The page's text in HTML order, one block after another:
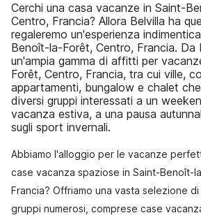
Cerchi una casa vacanze in Saint-
Centro, Francia? Allora Belvilla ha
regaleremo un'esperienza
Benoît-la-Forêt, Centro, Francia. Da
un'ampia gamma di affitti per
Forêt, Centro, Francia, tra cui ville,
appartamenti, bungalow e chalet
diversi gruppi interessati a un
vacanza estiva, a una pausa
sugli sport invernali.
Abbiamo l'alloggio per le vacanze
case vacanza spaziose in Saint-Benoît-
Francia? Offriamo una vasta selezione
gruppi numerosi, comprese case